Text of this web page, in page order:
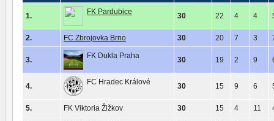
1. FK Pardubice 30 22 4 4
2. FC Zbrojovka Brno 30 20 7 3
3. FK Dukla Praha 30 19 2 9
4. FC Hradec Králové 30 15 9 6
5. FK Viktoria Žižkov 30 15 4 11